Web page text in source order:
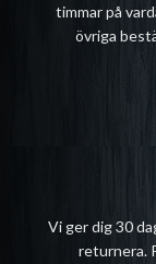
timmar på
övriga
Vi ger dig 30
returnera.